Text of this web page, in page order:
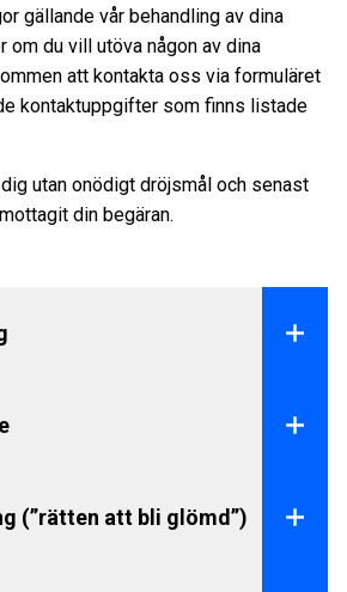
gällande vår behandling av dina
du vill utöva någon av dina
att kontakta oss via formuläret
kontaktuppgifter som finns listade
utan onödigt dröjsmål och senast
din begäran.
av NCC enligt den
till, och en kopia av de
berör dig själv rättade eller
(”rätten att bli glömd”)